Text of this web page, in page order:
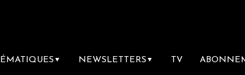
▼ NEWSLETTERS ▼ TV